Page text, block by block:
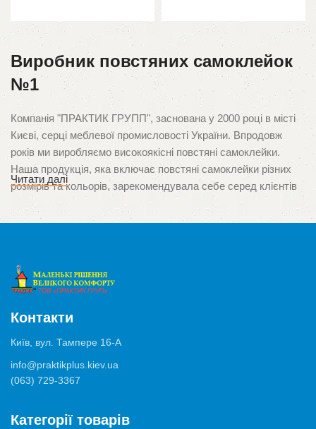
Виробник повстяних самоклейок
№1
Компанія "ПРАКТИК ГРУПП", заснована у 2000 році в місті
Києві, серці меблевої промисловості України. Впродовж
років ми виробляємо високоякісні повстяні самоклейки.
Наша продукція, яка включає повстяні самоклейки різних
розмірів та кольорів, зарекомендувала себе серед клієнтів
завдяки неперевершеній якості та орієнтації на потреби
споживачів. Ми пишаємося тим, що стали першими в Україні
ушкоджень, спричинених ніжками меблів.
Продукція нашого виробництва застосовуються у
плитки, до мінімізації шуму від ящиків, комодів чи шаф. Ми
використовуємо лише високоякісні матеріали та клеї
та тривалий термін служби продукту.
Читати далі
Контакти
Київ, вул. Тампере 16-А
info@praktikplus.kiev.ua
(063) 729-3367
Категорії товарів